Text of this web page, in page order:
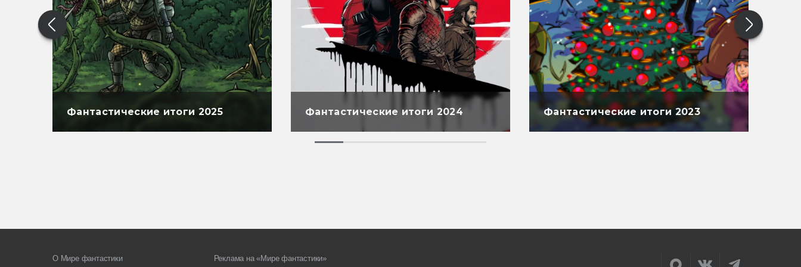
Фантастические итоги 2025 Фантастические итоги 2024 Фантастические итоги 2023
О Мире фантастики Реклама на «Мире фантастики»